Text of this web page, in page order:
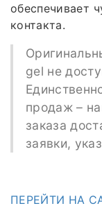
обеспечивает
контакта.
gel не
продаж –
заказа
заявки,
ПЕРЕЙТИ НА